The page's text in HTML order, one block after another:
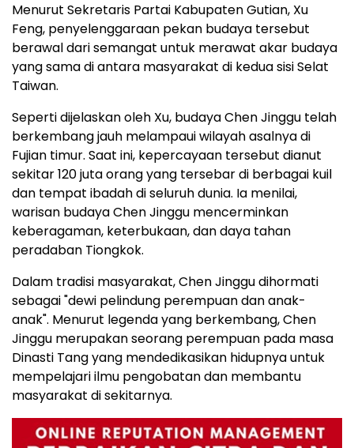
Menurut Sekretaris Partai Kabupaten Gutian, Xu
Feng, penyelenggaraan pekan budaya tersebut
berawal dari semangat untuk merawat akar budaya
yang sama di antara masyarakat di kedua sisi Selat
Taiwan.
Seperti dijelaskan oleh Xu, budaya Chen Jinggu telah
berkembang jauh melampaui wilayah asalnya di
Fujian timur. Saat ini, kepercayaan tersebut dianut
sekitar 120 juta orang yang tersebar di berbagai kuil
dan tempat ibadah di seluruh dunia. Ia menilai,
warisan budaya Chen Jinggu mencerminkan
keberagaman, keterbukaan, dan daya tahan
peradaban Tiongkok.
Dalam tradisi masyarakat, Chen Jinggu dihormati
sebagai "dewi pelindung perempuan dan anak-
anak". Menurut legenda yang berkembang, Chen
Jinggu merupakan seorang perempuan pada masa
Dinasti Tang yang mendedikasikan hidupnya untuk
mempelajari ilmu pengobatan dan membantu
masyarakat di sekitarnya.